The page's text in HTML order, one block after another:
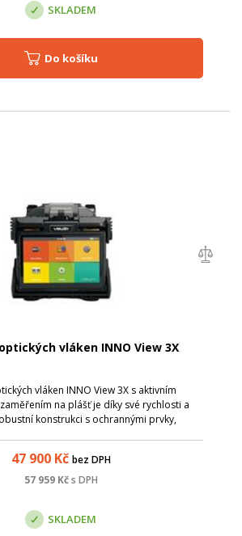
SKLADEM
Do košíku
vláken INNO View 3X
vláken INNO View 3X s aktivním
na plášť je díky své rychlosti a
konstrukci s ochrannými prvky,
47 900Kč bez DPH
57 959Kč s DPH
SKLADEM